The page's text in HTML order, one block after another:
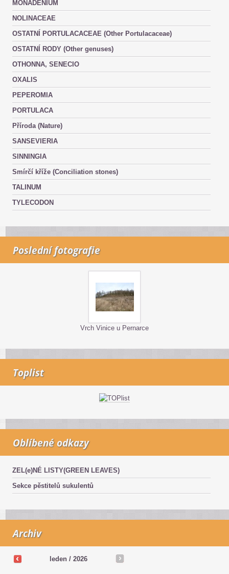
MONADENIUM
NOLINACEAE
OSTATNÍ PORTULACACEAE (Other Portulacaceae)
OSTATNÍ RODY (Other genuses)
OTHONNA, SENECIO
OXALIS
PEPEROMIA
PORTULACA
Příroda (Nature)
SANSEVIERIA
SINNINGIA
Smírčí kříže (Conciliation stones)
TALINUM
TYLECODON
Poslední fotografie
Vrch Vinice u Pernarce
Toplist
Oblíbené odkazy
ZEL(e)NÉ LISTY(GREEN LEAVES)
Sekce pěstitelů sukulentů
Archiv
leden / 2026